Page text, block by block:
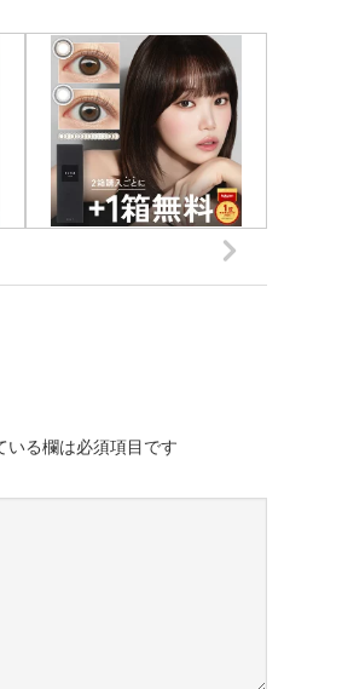
いる欄は必須項目です